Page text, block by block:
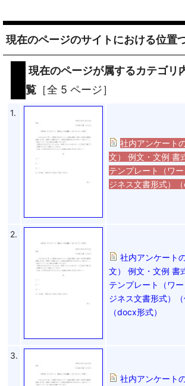
現在のページのサイトにおける位置
現在のページが属するカテゴリ
覧 ［全 5 ページ］
1.
社内アンケート
文） 例文・文例 書
テンプレート（ワ
ジネス文書形式）（
2.
社内アンケート
文） 例文・文例 書
テンプレート（ワ
ジネス文書形式）（
（docx形式）
3.
社内アンケート